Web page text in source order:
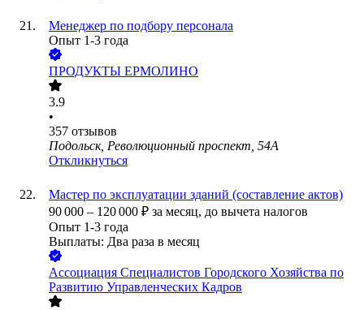
Менеджер по подбору персонала
Опыт 1-3 года
ПРОДУКТЫ ЕРМОЛИНО
3.9
•
357 отзывов
Подольск, Революционный проспект, 54А
Откликнуться
Мастер по эксплуатации зданий (составление актов)
90 000 – 120 000 ₽ за месяц, до вычета налогов
Опыт 1-3 года
Выплаты: Два раза в месяц
Ассоциация Специалистов Городского Хозяйства по
Развитию Управленческих Кадров